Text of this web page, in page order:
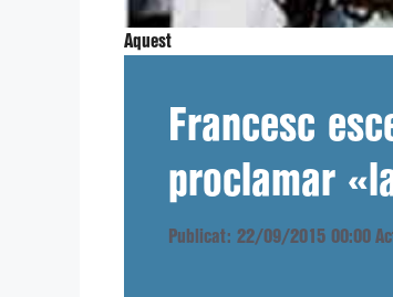
Aquest
Francesc
proclamar
Publicat: 22/09/2015 00:00